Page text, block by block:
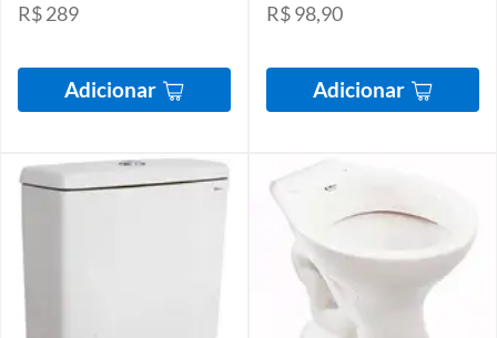
R$ 289
Adicionar
R$ 98,90
Adicionar